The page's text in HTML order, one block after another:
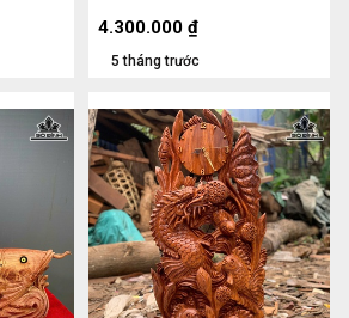
5 tháng trước
4.300.000 ₫